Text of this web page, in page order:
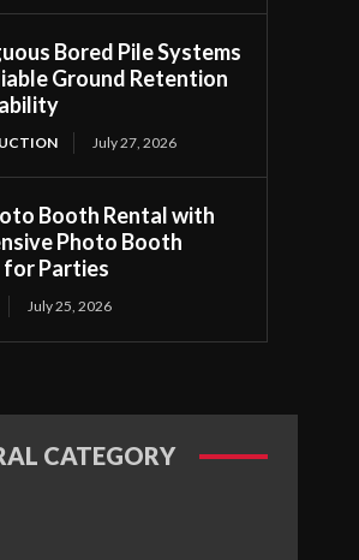
Bored Pile Systems
Ground Retention
July 27, 2026
Booth Rental with
Photo Booth
for Parties
July 25, 2026
CATEGORY